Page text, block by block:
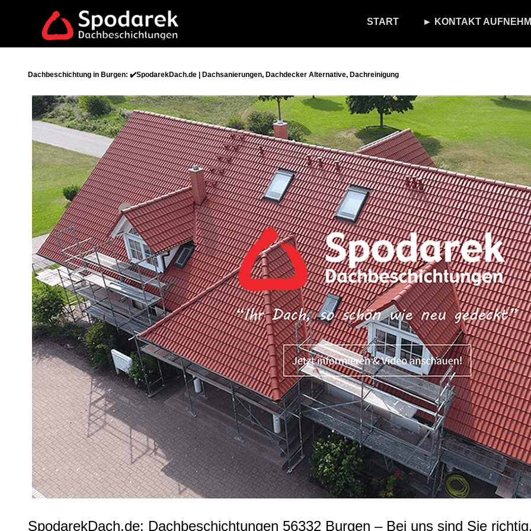
START ► KONTAKT
Dachbeschichtung in Burgen: ✔️SpodarekDach.de | Dachsanierungen, Dachdecker Alternative, Dachreinigung
SpodarekDach.de: Dachbeschichtungen 56332 Burgen – Bei uns sind Sie